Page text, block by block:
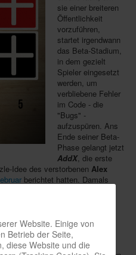
News archive
sie einer breiteren
Öffentlichkeit
vorzuführen,
startet irgendwann
das Beta-Stadium,
in dem gezielt
Spieler eingesetzt
werden, um
verbliebene Fehler
im Code - die
"Bugs" -
aufzuspüren. Ans
Ende seiner Beta-
Phase gelangt jetzt
AddX, die erste
Idee des verstorbenen Alex
berichtet hatten. Damals
gesucht. Nun gibt es im
. Wer dabei Programmfehler
: Hat man Ebene 50 erreicht,
ersten 30 User ein Bild seiner
Website. Einige von
Betrieb der Seite,
diese Website und die